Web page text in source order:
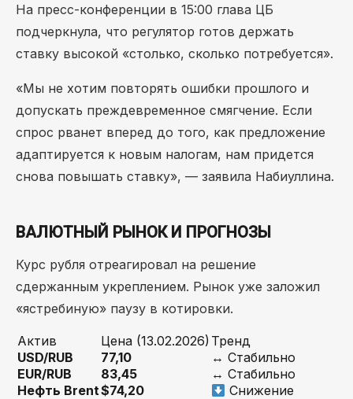
На пресс-конференции в 15:00 глава ЦБ
подчеркнула, что регулятор готов держать
ставку высокой «столько, сколько потребуется».
«Мы не хотим повторять ошибки прошлого и
допускать преждевременное смягчение. Если
спрос рванет вперед до того, как предложение
адаптируется к новым налогам, нам придется
снова повышать ставку», — заявила Набиуллина.
ВАЛЮТНЫЙ РЫНОК И ПРОГНОЗЫ
Курс рубля отреагировал на решение
сдержанным укреплением. Рынок уже заложил
«ястребиную» паузу в котировки.
Актив Цена (13.02.2026) Тренд
USD/RUB
77,10
↔️ Стабильно
EUR/RUB
83,45
↔️ Стабильно
Нефть Brent$74,20
Снижение